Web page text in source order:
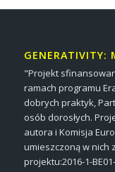
GENERATIVITY:
"Projekt
ramach programu
dobrych praktyk,
osób dorosłych.
autora i Komisja
umieszczoną w nich
projektu:2016-1-